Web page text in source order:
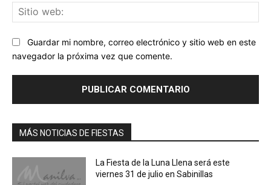
Guardar mi nombre, correo electrónico y sitio web en este
navegador la próxima vez que comente.
MÁS NOTICIAS DE FIESTAS
La Fiesta de la Luna Llena será este
viernes 31 de julio en Sabinillas